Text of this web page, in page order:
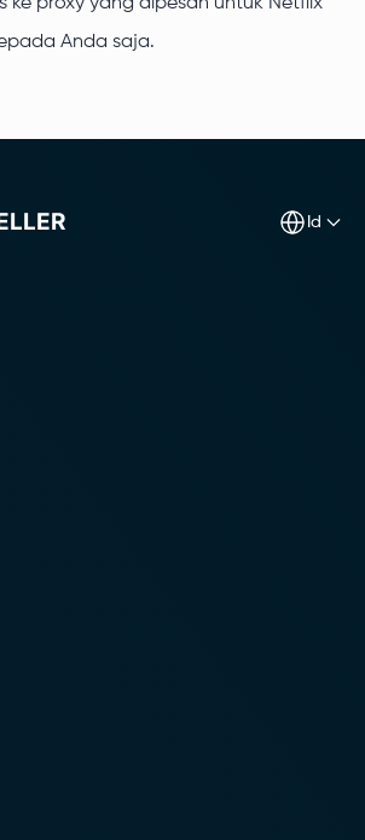
ke proxy yang dipesan untuk Netflix
Anda saja.
id